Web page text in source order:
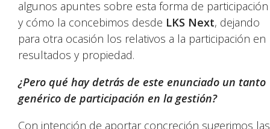
algunos apuntes sobre esta forma de participación
y cómo la concebimos desde LKS Next, dejando
para otra ocasión los relativos a la participación en
resultados y propiedad.
¿Pero qué hay detrás de este enunciado un tanto
genérico de participación en la gestión?
Con intención de aportar concreción sugerimos las